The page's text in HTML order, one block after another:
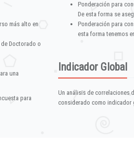
más alto en
Doctorado o
una
para
Ponderación para
De esta forma se
Ponderación para
esta forma tenemos
Indicador Global
Un análisis de correlaciones
considerado como